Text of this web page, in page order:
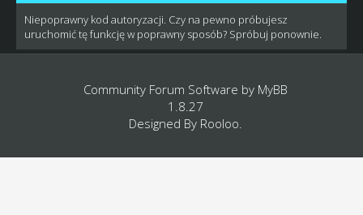
Niepoprawny kod autoryzacji. Czy na pewno próbujesz
uruchomić tę funkcję w poprawny sposób? Spróbuj ponownie.
Community Forum Software by MyBB
1.8.27
Designed By Rooloo.